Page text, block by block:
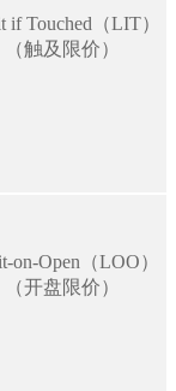
if Touched（LIT）
（触及限价）
on-Open（LOO）
（开盘限价）